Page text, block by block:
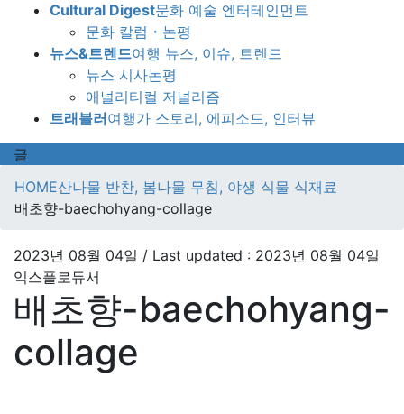
Cultural Digest문화 예술 엔터테인먼트
문화 칼럼・논평
뉴스&트렌드여행 뉴스, 이슈, 트렌드
뉴스 시사논평
애널리티컬 저널리즘
트래블러여행가 스토리, 에피소드, 인터뷰
글
HOME산나물 반찬, 봄나물 무침, 야생 식물 식재료
배초향-baechohyang-collage
2023년 08월 04일 / Last updated : 2023년 08월 04일
익스플로듀서
배초향-baechohyang-
collage